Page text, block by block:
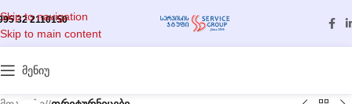
Skip to navigation
Skip to main content
32 2110150
მენიუ